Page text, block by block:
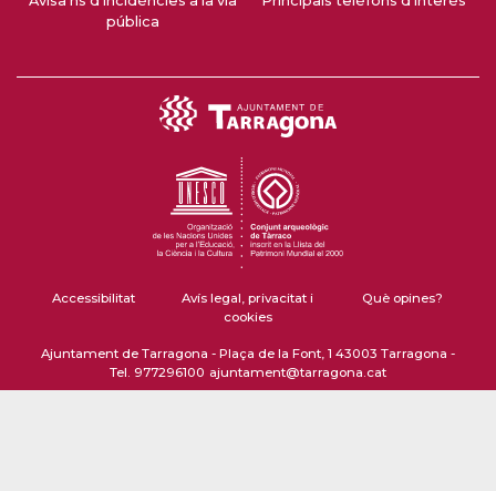
pública
Accessibilitat
Avís legal, privacitat i
cookies
Què opines?
Ajuntament de Tarragona - Plaça de la Font, 1 43003 Tarragona -
Tel. 977296100 ajuntament@tarragona.cat